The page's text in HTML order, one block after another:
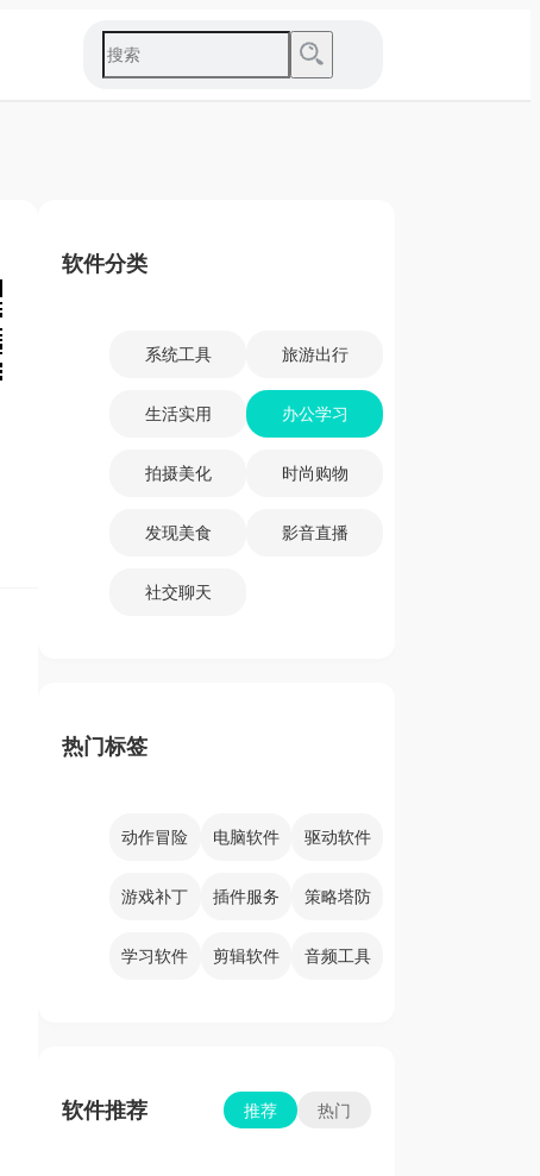
软件分类
系统工具 旅游出行
生活实用 办公学习
拍摄美化 时尚购物
发现美食 影音直播
社交聊天
热门标签
动作冒险 电脑软件 驱动软件
游戏补丁 插件服务 策略塔防
学习软件 剪辑软件 音频工具
软件推荐 推荐 热门